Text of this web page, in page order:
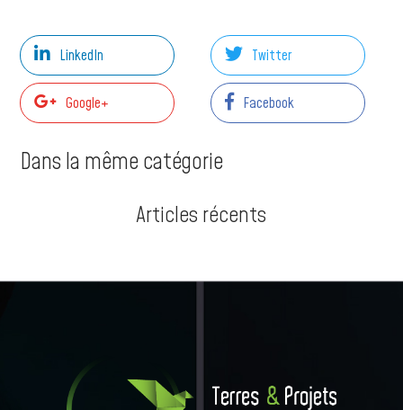
LinkedIn Twitter
Google+ Facebook
Dans la même catégorie
Articles récents